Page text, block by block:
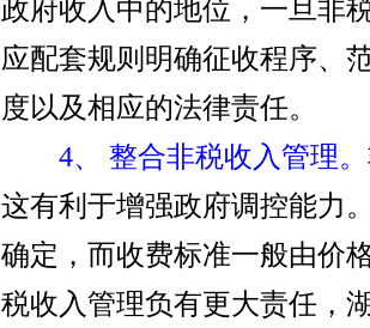
政府收入中的地位，一旦非
应配套规则明确征收程序、
度以及相应的法律责任。
4、 整合非税收入管理。
这有利于增强政府调控能力
确定，而收费标准一般由价
税收入管理负有更大责任，